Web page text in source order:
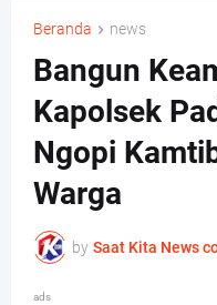
Beranda news
Bangun
Kapolsek
Ngopi
Warga
by Saat Kita News
ads